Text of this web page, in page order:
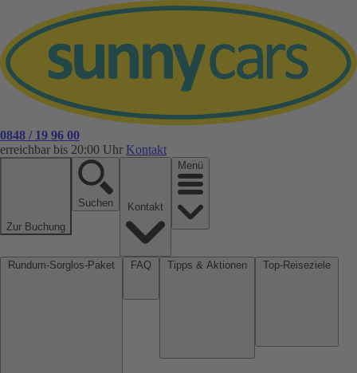
0848 / 19 96 00
erreichbar bis 20:00 Uhr Kontakt
Zur Buchung
Suchen
Menü